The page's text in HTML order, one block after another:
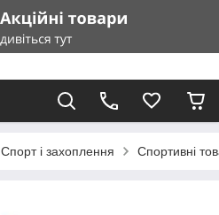
Спорт і захоплення Спортивні